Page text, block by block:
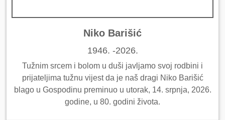
Niko Barišić
1946. -2026.
Tužnim srcem i bolom u duši javljamo svoj rodbini i
prijateljima tužnu vijest da je naš dragi Niko Barišić
blago u Gospodinu preminuo u utorak, 14. srpnja, 2026.
godine, u 80. godini života.